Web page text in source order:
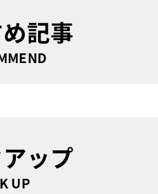
記事
ップ
UP